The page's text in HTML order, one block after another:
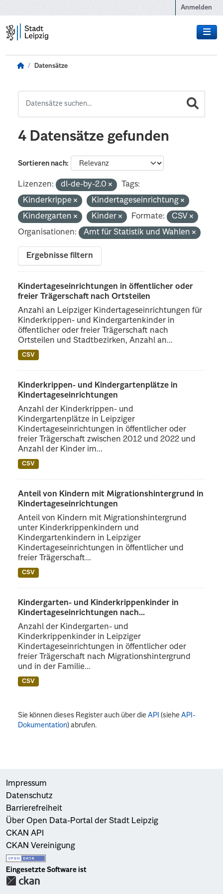
Anmelden
Datensätze
4 Datensätze gefunden
Sortieren nach
Lizenzen: dl-de-by-2.0
Tags:
Kinderkrippe
Kindertageseinrichtung
Kindergarten
Kinder Formate:
CSV
Organisationen:
Amt für Statistik und Wahlen
Ergebnisse filtern
Kindertageseinrichtungen in öffentlicher oder
freier Trägerschaft nach Ortsteilen
Anzahl an Leipziger Kindertageseinrichtungen für
Kinderkrippen- und Kindergartenkinder in
öffentlicher oder freier Trägerschaft nach
Ortsteilen und Stadtbezirken, Anzahl an...
CSV
Kinderkrippen- und Kindergartenplätze in
Kindertageseinrichtungen
Anzahl der Kinderkrippen- und
Kindergartenplätze in Leipziger
Kindertageseinrichtungen in öffentlicher oder
freier Trägerschaft zwischen 2012 und 2022 und
Anzahl der Kinder im...
CSV
Anteil von Kindern mit Migrationshintergrund in
Kindertageseinrichtungen
Anteil von Kindern mit Migrationshintergrund
unter Kinderkrippenkindern und
Kindergartenkindern in Leipziger
Kindertageseinrichtungen in öffentlicher und
freier Trägerschaft...
CSV
Kindergarten- und Kinderkrippenkinder in
Kindertageseinrichtungen nach...
Anzahl der Kindergarten- und
Kinderkrippenkinder in Leipziger
Kindertageseinrichtungen in öffentlicher oder
freier Trägerschaft nach Migrationshintergrund
und in der Familie...
CSV
Sie können dieses Register auch über dieAPI (sieheAPI-
Dokumentation) abrufen.
Impressum
Datenschutz
Barrierefreiheit
Über Open Data-Portal der Stadt Leipzig
CKAN API
CKAN Vereinigung
Eingesetzte Software ist